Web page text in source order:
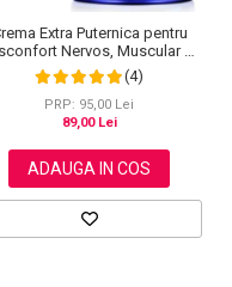
Extra Puternica pentru
Nervos, Muscular si
Articular, 120 g
(4)
PRP: 95,00 Lei
89,00 Lei
ADAUGA IN COS